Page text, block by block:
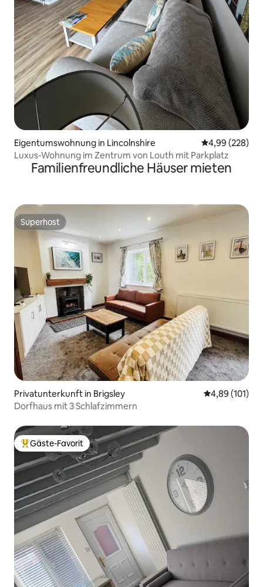
Eigentumswohnung in Lincolnshire
4,99 (228)
Luxus-Wohnung im Zentrum von Louth mit Parkplatz
Familienfreundliche Häuser mieten
Superhost
Superhost
Privatunterkunft in Brigsley
4,89 (101)
Dorfhaus mit 3 Schlafzimmern
Beliebter Gäste-Favorit.
Gäste-Favorit